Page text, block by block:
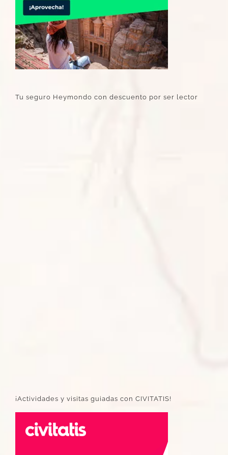
Tu seguro Heymondo con descuento por ser lector
¡Actividades y visitas guiadas con CIVITATIS!